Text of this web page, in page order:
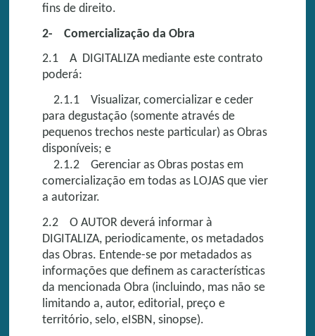
fins de direito.
2- Comercialização da Obra
2.1 A DIGITALIZA mediante este contrato
poderá:
2.1.1 Visualizar, comercializar e ceder
para degustação (somente através de
pequenos trechos neste particular) as Obras
disponíveis; e
2.1.2 Gerenciar as Obras postas em
comercialização em todas as LOJAS que vier
a autorizar.
2.2 O AUTOR deverá informar à
DIGITALIZA, periodicamente, os metadados
das Obras. Entende-se por metadados as
informações que definem as características
da mencionada Obra (incluindo, mas não se
limitando a, autor, editorial, preço e
território, selo, eISBN, sinopse).